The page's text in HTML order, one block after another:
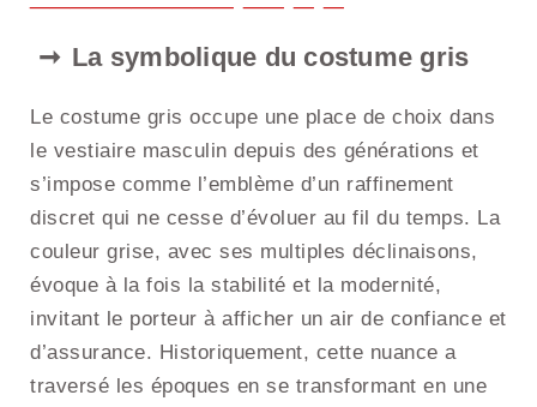
La symbolique du costume gris
Le costume gris occupe une place de choix dans
le vestiaire masculin depuis des générations et
s’impose comme l’emblème d’un raffinement
discret qui ne cesse d’évoluer au fil du temps. La
couleur grise, avec ses multiples déclinaisons,
évoque à la fois la stabilité et la modernité,
invitant le porteur à afficher un air de confiance et
d’assurance. Historiquement, cette nuance a
traversé les époques en se transformant en une